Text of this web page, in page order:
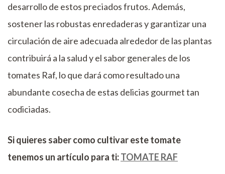
desarrollo de estos preciados frutos. Además,
sostener las robustas enredaderas y garantizar una
circulación de aire adecuada alrededor de las plantas
contribuirá a la salud y el sabor generales de los
tomates Raf, lo que dará como resultado una
abundante cosecha de estas delicias gourmet tan
codiciadas.
Si quieres saber como cultivar este tomate
tenemos un artículo para ti:TOMATE RAF